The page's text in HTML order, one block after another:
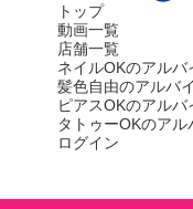
トップ
動画一覧
店舗一覧
ネイルOKのアルバ
髪色自由のアルバ
ピアスOKのアルバ
タトゥーOKのアル
ログイン